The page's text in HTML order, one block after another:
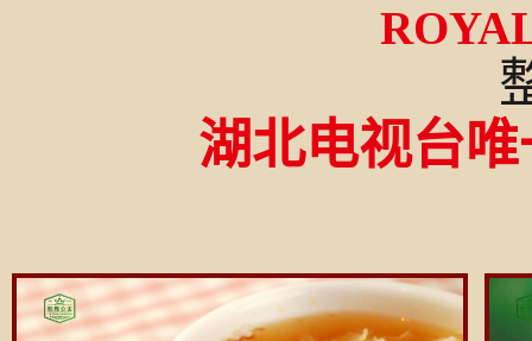
湖北电视台